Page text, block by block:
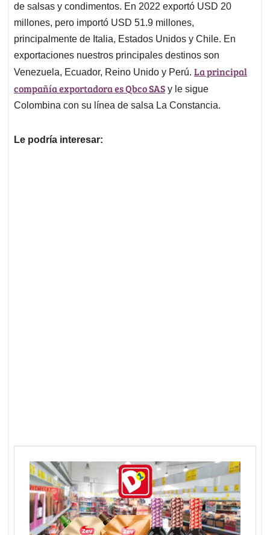
de salsas y condimentos. En 2022 exportó USD 20
millones, pero importó USD 51.9 millones,
principalmente de Italia, Estados Unidos y Chile. En
exportaciones nuestros principales destinos son
Venezuela, Ecuador, Reino Unido y Perú. La principal
compañía exportadora es Qbco SAS y le sigue
Colombina con su línea de salsa La Constancia.
Le podría interesar: